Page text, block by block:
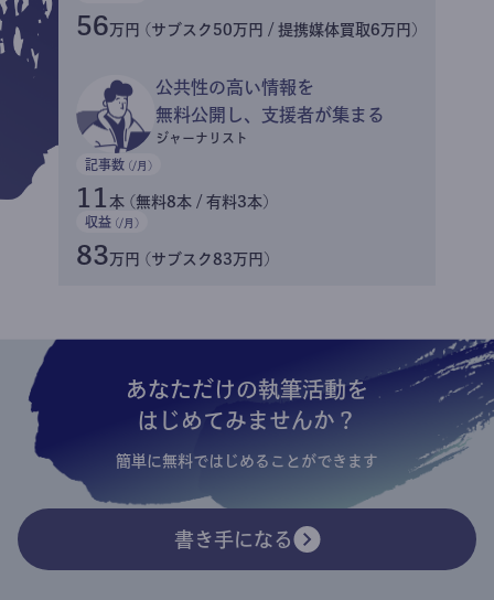
56万円 (サブスク50万円 / 提携媒体買取6万円)
公共性の高い情報を
無料公開し、支援者が集まる
ジャーナリスト
記事数 (/月)
11 本 (無料8本 / 有料3本)
収益 (/月)
83万円 (サブスク83万円)
あなただけの執筆活動を
はじめてみませんか？
簡単に無料ではじめることができます
書き手になる